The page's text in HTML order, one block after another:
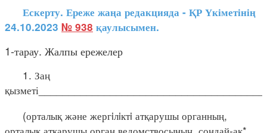
Ескерту. Ереже жаңа редакцияда - ҚР Үкіметінің
24.10.2023 № 938 қаулысымен.
1-тарау. Жалпы ережелер
1. Заң
(орталық және жергiлiктi атқарушы органның,